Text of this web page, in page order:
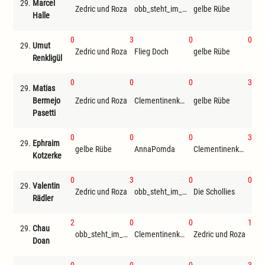
29. Marcel
Halle
Zedric und Roza
obb_steht_im_ausweis
gelbe Rübe
29. Umut
Renkligül
0
Zedric und Roza
3
Flieg Doch
0
gelbe Rübe
0
29. Matias
Bermejo
Pasetti
0
Zedric und Roza
0
Clementinenkönig
0
gelbe Rübe
3
29. Ephraim
Kotzerke
0
gelbe Rübe
0
AnnaPomda
0
Clementinenkönig
3
29. Valentin
Rädler
0
Zedric und Roza
3
obb_steht_im_ausweis
0
Die Schollies
0
29. Chau
Doan
2
obb_steht_im_ausweis
0
Clementinenkönig
0
Zedric und Roza
1